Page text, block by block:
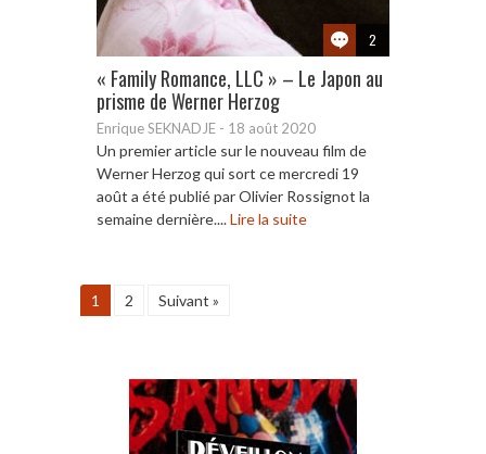
2
« Family Romance, LLC » – Le Japon au
prisme de Werner Herzog
Enrique SEKNADJE - 18 août 2020
Un premier article sur le nouveau film de
Werner Herzog qui sort ce mercredi 19
août a été publié par Olivier Rossignot la
semaine dernière....Lire la suite
1 2 Suivant »